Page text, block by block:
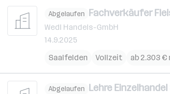
Abgelaufen Fachverkäufer
Wedl Handels-GmbH
14.9.2025
Saalfelden
Vollzeit ab 2.303
Abgelaufen Lehre